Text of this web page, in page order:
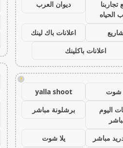
تجاربنا
الحياه
ديوان العرب
اعلانات باك لينك
اعلانات باكلينك
!
شوت
yalla shoot
اليوم
برشلونة مباشر
مباشر
يلا شوت